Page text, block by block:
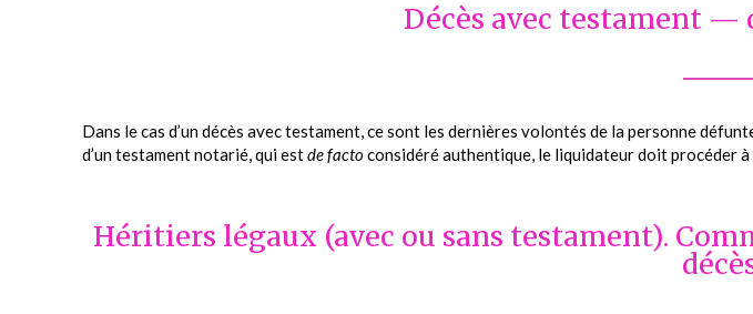
Décès avec testament —
Dans le cas d’un décès avec testament, ce sont les dernières volontés de la personne
d’un testament notarié, qui estde factoconsidéré authentique, le liquidateur doit procéder
Héritiers légaux (avec ou sans testament).